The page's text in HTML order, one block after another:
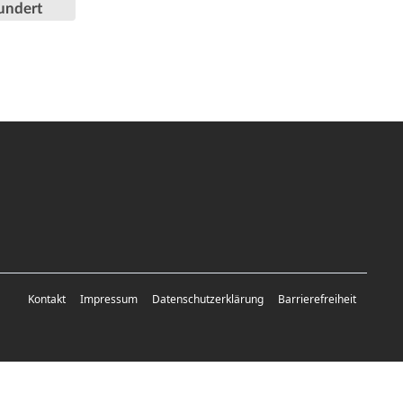
Kontakt Impressum Datenschutzerklärung Barrierefreiheit